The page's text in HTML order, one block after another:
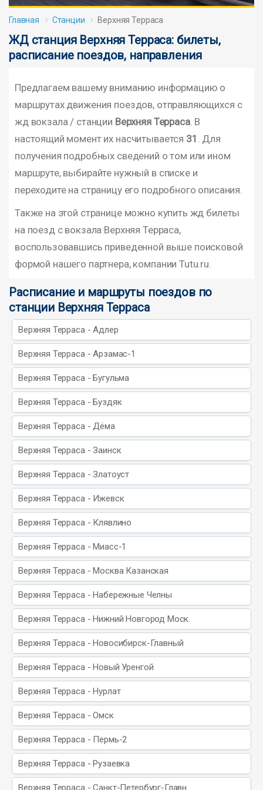
Главная Станции Верхняя Терраса
ЖД станция Верхняя Терраса: билеты,
расписание поездов, направления
Предлагаем вашему вниманию информацию о
маршрутах движения поездов, отправляющихся с
жд вокзала / станции Верхняя Терраса. В
настоящий момент их насчитывается 31 . Для
получения подробных сведений о том или ином
маршруте, выбирайте нужный в списке и
переходите на страницу его подробного описания.
Также на этой странице можно купить жд билеты
на поезд с вокзала Верхняя Терраса,
воспользовавшись приведенной выше поисковой
формой нашего партнера, компании Tutu.ru.
Расписание и маршруты поездов по
станции Верхняя Терраса
Верхняя Терраса - Адлер
Верхняя Терраса - Арзамас-1
Верхняя Терраса - Бугульма
Верхняя Терраса - Буздяк
Верхняя Терраса - Дёма
Верхняя Терраса - Заинск
Верхняя Терраса - Златоуст
Верхняя Терраса - Ижевск
Верхняя Терраса - Клявлино
Верхняя Терраса - Миасс-1
Верхняя Терраса - Москва Казанская
Верхняя Терраса - Набережные Челны
Верхняя Терраса - Нижний Новгород Моск.
Верхняя Терраса - Новосибирск-Главный
Верхняя Терраса - Новый Уренгой
Верхняя Терраса - Нурлат
Верхняя Терраса - Омск
Верхняя Терраса - Пермь-2
Верхняя Терраса - Рузаевка
Верхняя Терраса - Санкт-Петербург-Главн.